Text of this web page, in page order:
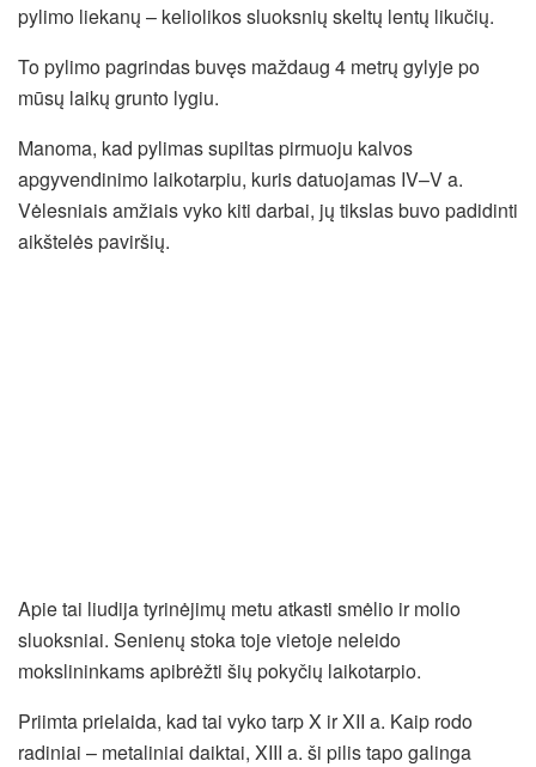
pylimo liekanų – keliolikos sluoksnių skeltų lentų likučių.
To pylimo pagrindas buvęs maždaug 4 metrų gylyje po
mūsų laikų grunto lygiu.
Manoma, kad pylimas supiltas pirmuoju kalvos
apgyvendinimo laikotarpiu, kuris datuojamas IV–V a.
Vėlesniais amžiais vyko kiti darbai, jų tikslas buvo padidinti
aikštelės paviršių.
Apie tai liudija tyrinėjimų metu atkasti smėlio ir molio
sluoksniai. Senienų stoka toje vietoje neleido
mokslininkams apibrėžti šių pokyčių laikotarpio.
Priimta prielaida, kad tai vyko tarp X ir XII a. Kaip rodo
radiniai – metaliniai daiktai, XIII a. ši pilis tapo galinga